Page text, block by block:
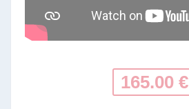
165.00 €